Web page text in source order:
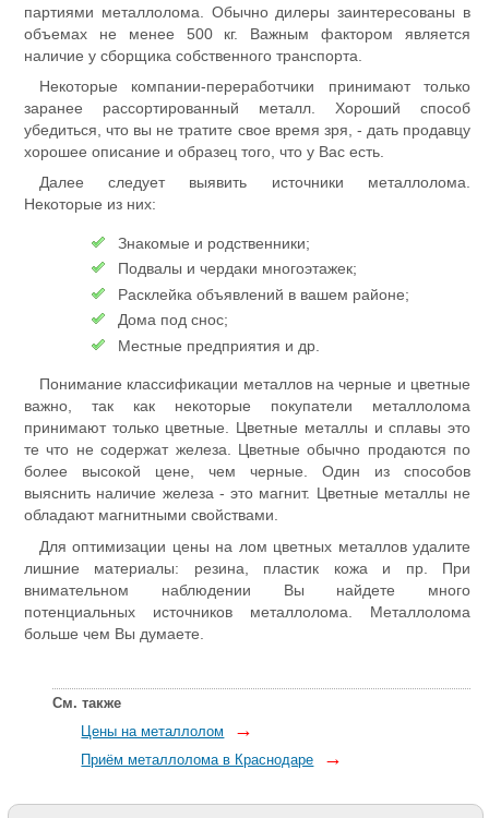
партиями металлолома. Обычно дилеры заинтересованы в
объемах не менее 500 кг. Важным фактором является
наличие у сборщика собственного транспорта.
Некоторые компании-переработчики принимают только
заранее рассортированный металл. Хороший способ
убедиться, что вы не тратите свое время зря, - дать продавцу
хорошее описание и образец того, что у Вас есть.
Далее следует выявить источники металлолома.
Некоторые из них:
Знакомые и родственники;
Подвалы и чердаки многоэтажек;
Расклейка объявлений в вашем районе;
Дома под снос;
Местные предприятия и др.
Понимание классификации металлов на черные и цветные
важно, так как некоторые покупатели металлолома
принимают только цветные. Цветные металлы и сплавы это
те что не содержат железа. Цветные обычно продаются по
более высокой цене, чем черные. Один из способов
выяснить наличие железа - это магнит. Цветные металлы не
обладают магнитными свойствами.
Для оптимизации цены на лом цветных металлов удалите
лишние материалы: резина, пластик кожа и пр. При
внимательном наблюдении Вы найдете много
потенциальных источников металлолома. Металлолома
больше чем Вы думаете.
См. также
Цены на металлолом
→
Приём металлолома в Краснодаре →